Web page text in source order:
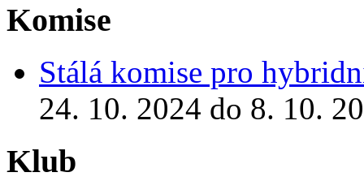
Komise
Stálá komise pro
24. 10. 2024 do 8. 10.
Klub